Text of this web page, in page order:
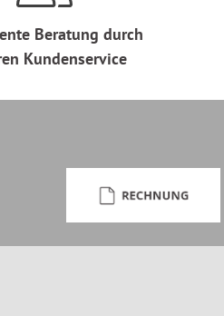
Beratung durch
Kundenservice